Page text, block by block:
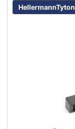
HellermannTyton